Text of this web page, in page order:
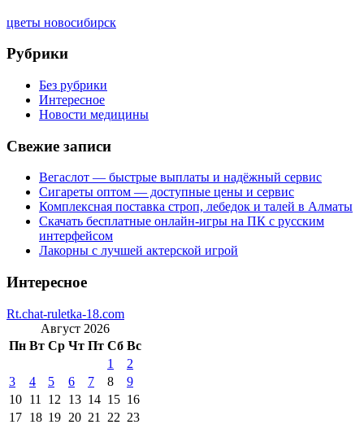
цветы новосибирск
Рубрики
Без рубрики
Интересное
Новости медицины
Свежие записи
Вегаслот — быстрые выплаты и надёжный сервис
Сигареты оптом — доступные цены и сервис
Комплексная поставка строп, лебедок и талей в Алматы
Скачать бесплатные онлайн-игры на ПК с русским
интерфейсом
Лакорны с лучшей актерской игрой
Интересное
Rt.chat-ruletka-18.com
Август 2026
Пн Вт Ср Чт Пт Сб Вс
1
2
3
4 5 6 7 8
9
10 11 12 13 14 15 16
17 18 19 20 21 22 23